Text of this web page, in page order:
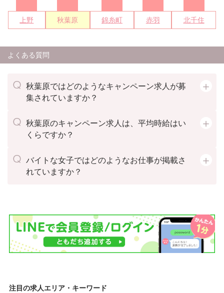
上野 秋葉原 錦糸町 赤羽 北千住
よくある質問
秋葉原ではどのようなキャンペーン求人が募
集されていますか？
秋葉原のキャンペーン求人は、平均時給はい
くらですか？
バイトな女子ではどのようなお仕事が掲載さ
れていますか？
注目の求人エリア・キーワード